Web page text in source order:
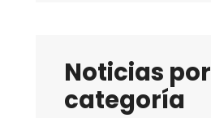
Noticias por
categoría